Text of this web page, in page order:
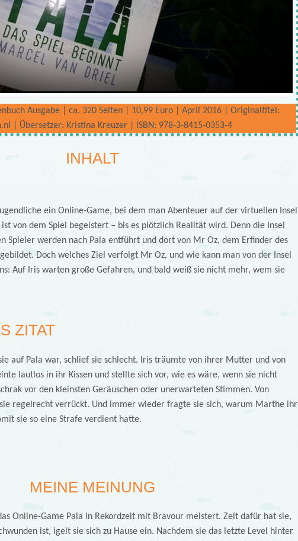
Ausgabe | ca. 320 Seiten | 10,99 Euro | April 2016 | Originaltitel:
| Übersetzer: Kristina Kreuzer | ISBN: 978-3-8415-0353-4
INHALT
ein Online-Game, bei dem man Abenteuer auf der virtuellen Insel
ist von dem Spiel begeistert – bis es plötzlich Realität wird. Denn die Insel
Spieler werden nach Pala entführt und dort von Mr Oz, dem Erfinder des
Doch welches Ziel verfolgt Mr Oz, und wie kann man von der Insel
Auf Iris warten große Gefahren, und bald weiß sie nicht mehr, wem sie
ZITAT
auf Pala war, schlief sie schlecht. Iris träumte von ihrer Mutter und von
lautlos in ihr Kissen und stellte sich vor, wie es wäre, wenn sie nicht
vor den kleinsten Geräuschen oder unerwarteten Stimmen. Von
regelrecht verrückt. Und immer wieder fragte sie sich, warum Marthe ihr
sie so eine Strafe verdient hatte.
MEINE MEINUNG
Online-Game Pala in Rekordzeit mit Bravour meistert. Zeit dafür hat sie,
ist, igelt sie sich zu Hause ein. Nachdem sie das letzte Level hinter